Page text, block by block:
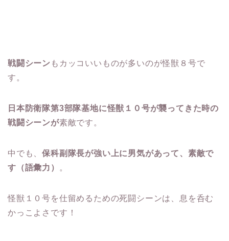
戦闘シーン もカッコいいものが多いのが怪獣８号で
す。
日本防衛隊第3部隊基地に怪獣１０号が襲ってきた時の
戦闘シーンが素敵です。
中でも、保科副隊長が強い上に男気があって、素敵で
す（語彙力）
。
怪獣１０号を仕留めるための死闘シーンは、息を呑む
かっこよさです！